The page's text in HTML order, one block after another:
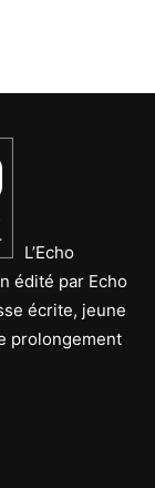
L’Echo
édité par Echo
écrite, jeune
prolongement